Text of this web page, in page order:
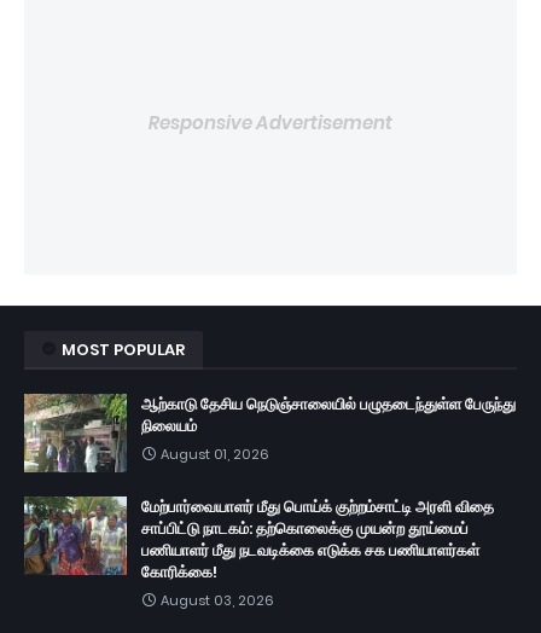
Responsive Advertisement
MOST POPULAR
ஆற்காடு தேசிய நெடுஞ்சாலையில் பழுதடைந்துள்ள பேருந்து
நிலையம்
August 01, 2026
மேற்பார்வையாளர் மீது பொய்க் குற்றம்சாட்டி அரளி விதை
சாப்பிட்டு நாடகம்: தற்கொலைக்கு முயன்ற தூய்மைப்
பணியாளர் மீது நடவடிக்கை எடுக்க சக பணியாளர்கள்
கோரிக்கை!
August 03, 2026